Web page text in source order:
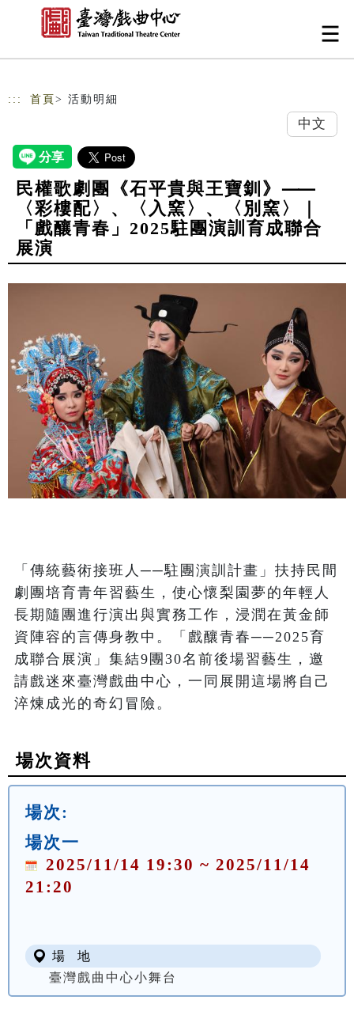
跳到主要內容
網站導覽
::: 首頁 > 活動明細
中文
民權歌劇團《石平貴與王寶釧》⸺
〈彩樓配〉、〈入窯〉、〈別窯〉｜
「戲釀青春」2025駐團演訓育成聯合
展演
「傳統藝術接班人──駐團演訓計畫」扶持民間
劇團培育青年習藝生，使心懷梨園夢的年輕人
長期隨團進行演出與實務工作，浸潤在黃金師
資陣容的言傳身教中。「戲釀青春──2025育
成聯合展演」集結9團30名前後場習藝生，邀
請戲迷來臺灣戲曲中心，一同展開這場將自己
淬煉成光的奇幻冒險。
場次資料
場次:
場次一
2025/11/14 19:30 ~ 2025/11/14
21:20
場 地
臺灣戲曲中心小舞台